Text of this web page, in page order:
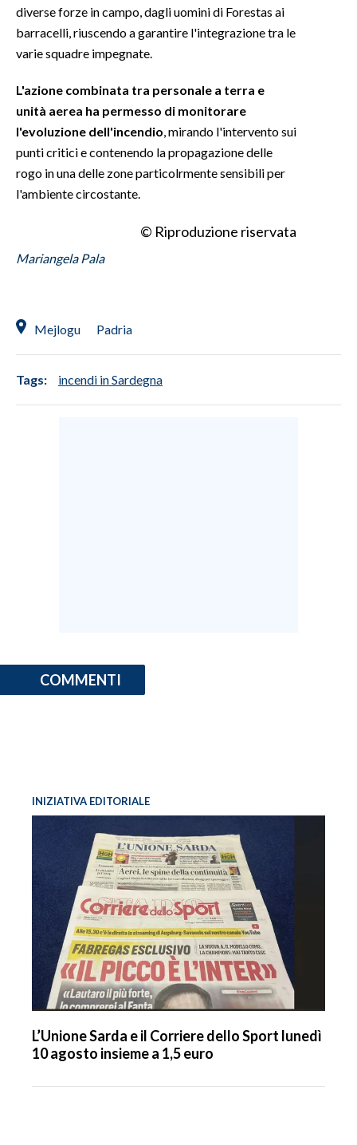
3 MINUTI CON
INFO AZIENDE
ABBONATI
ANNUNCI
NECROLOGI
STORE
diverse forze in campo, dagli uomini di Forestas ai
barracelli, riuscendo a garantire l'integrazione tra le
varie squadre impegnate.
L'azione combinata tra personale a terra e
unità aerea ha permesso di monitorare
l'evoluzione dell'incendio , mirando l'intervento sui
punti critici e contenendo la propagazione delle
rogo in una delle zone particolrmente sensibili per
l'ambiente circostante.
© Riproduzione riservata
Mariangela Pala
Mejlogu Padria
Tags: incendi in Sardegna
COMMENTI
INIZIATIVA EDITORIALE
L’Unione Sarda e il Corriere dello Sport lunedì
10 agosto insieme a 1,5 euro